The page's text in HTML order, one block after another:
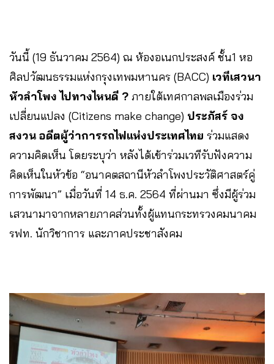
วันนี้ (19 ธันวาคม 2564) ณ ห้องอเนกประสงค์ ชั้น1 หอ
ศิลปวัฒนธรรมแห่งกรุงเทพมหานคร (BACC) เวทีเสวนา
หัวลำโพง ไปทางไหนดี ? ภายใต้เทศกาลพลเมืองร่วม
เปลี่ยนแปลง (Citizens make change) ประภัสร์ จง
สงวน อดีตผู้ว่าการรถไฟแห่งประเทศไทย ร่วมแสดง
ความคิดเห็น โดยระบุว่า หลังได้เข้าร่วมเวทีรับฟังความ
คิดเห็นในหัวข้อ “อนาคตสถานีหัวลำโพงประวัติศาสตร์คู่
การพัฒนา” เมื่อวันที่ 14 ธ.ค. 2564 ที่ผ่านมา ซึ่งมีผู้ร่วม
เสวนามาจากหลายภาคส่วนทั้งผู้แทนกระทรวงคมนาคม
รฟท. นักวิชาการ และภาคประชาสังคม